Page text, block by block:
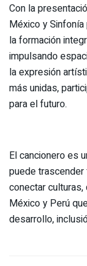
Con la
México y
la formación
impulsando
la expresión
más unidas,
para el futuro.
El cancionero es
puede
conectar
México y Perú
desarrollo,